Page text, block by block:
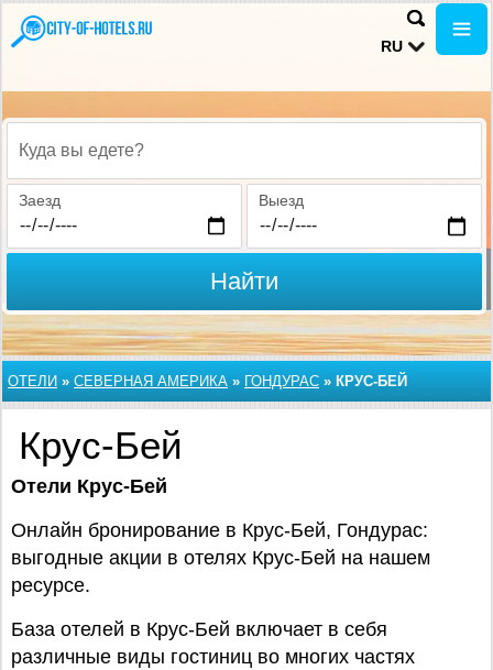
RU
Куда вы едете?
Заезд Выезд
Найти
ОТЕЛИ » СЕВЕРНАЯ АМЕРИКА » ГОНДУРАС » КРУС-БЕЙ
Крус-Бей
Отели Крус-Бей
Онлайн бронирование в Крус-Бей, Гондурас:
выгодные акции в отелях Крус-Бей на нашем
ресурсе.
База отелей в Крус-Бей включает в себя
различные виды гостиниц во многих частях